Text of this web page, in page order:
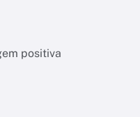
positiva